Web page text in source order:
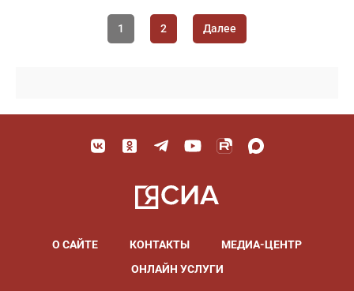
1 2 Далее
О САЙТЕ КОНТАКТЫ
МЕДИА-ЦЕНТР
ОНЛАЙН УСЛУГИ